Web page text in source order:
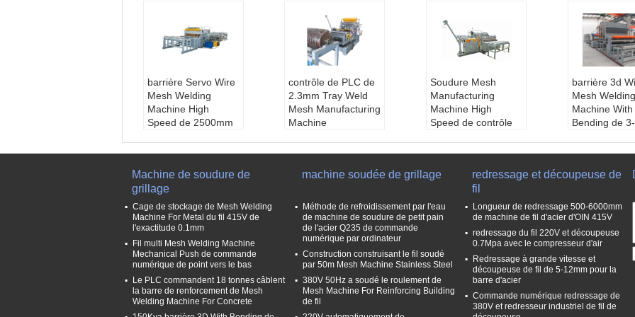
barrière Servo Wire
Mesh Welding
Machine High
Speed de 2500mm
::2500mm
Nom ::
ant la machine
Service après-vent
e fourni:Ingénieurs
disponibles pour ent
retenir des machine
s à l'étranger, maint
enance sur le terrai
n et serv
contrôle de PLC de
2.3mm Tray Weld
Mesh Manufacturing
Machine
1600mm
O9001
Poids:17t
Soudure Mesh
Manufacturing
Machine High
Speed de contrôle
3-3.8mm
Largeur maximum
::1800mm
Le service après-v
ente a fourni:Ingé
nieurs disponibles p
our entretenir des m
achines à l'étranger,
maintenance sur le t
errain et serv
Certification:CE,IS
barrière 3d
Mesh Welding
Machine With
Bending de
our entretenir
Garantie:1
Diamètre de
-5.5mm
Vitesse de
e:40-
Machine de soudure de
grillage
Cage de stockage de Mesh Welding
Machine For Metal du fil 415V de
l'exactitude 0.1mm
Fil multi Mesh Welding Machine
Mechanical Push de commande
numérique de point vers le bas
Le PLC commandent 18 tonnes câblent
la barre de renforcement de Mesh
Welding Machine For Concrete
machine soudée de grillage
Méthode de refroidissement par l'eau
de machine de soudure de petit pain
de l'acier Q235 de commande
numérique par ordinateur
Construction construisant le fil soudé
par 50m Mesh Machine Stainless Steel
380V 50Hz a soudé le roulement de
Mesh Machine For Reinforcing Building
de fil
redressage et découpeuse de
fil
Longueur de redressage 500-6000mm
de machine de fil d'acier d'OIN 415V
redressage du fil 220V et découpeuse
0.7Mpa avec le compresseur d'air
Redressage à grande vitesse et
découpeuse de fil de 5-12mm pour la
barre d'acier
Commande numérique redressage de
380V et redresseur industriel de fil de